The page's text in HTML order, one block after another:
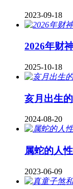
2023-09-18
2026年财
2025-10-18
亥月出生
2024-08-20
属蛇的人
2023-06-09